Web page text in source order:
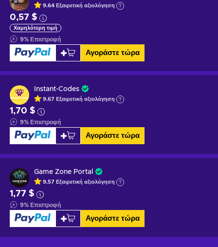
9.64 Εξαιρετική αξιολόγηση
0,57 $
Χαμηλότερη τιμή
9% Επιστροφή
Αγοράστε τώρα
Instant-Codes
9.67 Εξαιρετική αξιολόγηση
1,70 $
9% Επιστροφή
Αγοράστε τώρα
Game Zone Portal
9.57 Εξαιρετική αξιολόγηση
1,77 $
9% Επιστροφή
Αγοράστε τώρα